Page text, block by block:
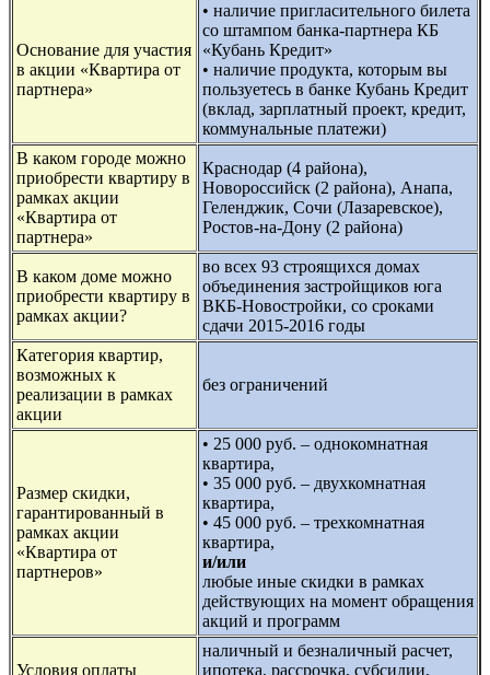
Основание для участия
в акции «Квартира от
партнера»
• наличие пригласительного билета
со штампом банка-партнера КБ
«Кубань Кредит»
• наличие продукта, которым вы
пользуетесь в банке Кубань Кредит
(вклад, зарплатный проект, кредит,
коммунальные платежи)
В каком городе можно
приобрести квартиру в
рамках акции
«Квартира от
партнера»
Краснодар (4 района),
Новороссийск (2 района), Анапа,
Геленджик, Сочи (Лазаревское),
Ростов-на-Дону (2 района)
В каком доме можно
приобрести квартиру в
рамках акции?
во всех 93 строящихся домах
объединения застройщиков юга
ВКБ-Новостройки, со сроками
сдачи 2015-2016 годы
Категория квартир,
возможных к
реализации в рамках
акции
без ограничений
Размер скидки,
гарантированный в
рамках акции
«Квартира от
партнеров»
• 25 000 руб. – однокомнатная
квартира,
• 35 000 руб. – двухкомнатная
квартира,
• 45 000 руб. – трехкомнатная
квартира,
и/или
любые иные скидки в рамках
действующих на момент обращения
акций и программ
Условия оплаты
наличный и безналичный расчет,
ипотека, рассрочка, субсидии,